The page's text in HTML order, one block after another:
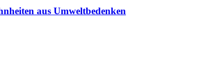
aus Umweltbedenken